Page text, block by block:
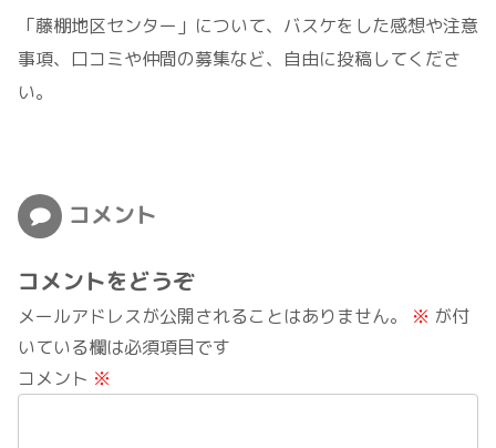
「藤棚地区センター」について、バスケをした感想や注意
事項、口コミや仲間の募集など、自由に投稿してくださ
い。
コメント
コメントをどうぞ
メールアドレスが公開されることはありません。 ※ が付
いている欄は必須項目です
コメント ※